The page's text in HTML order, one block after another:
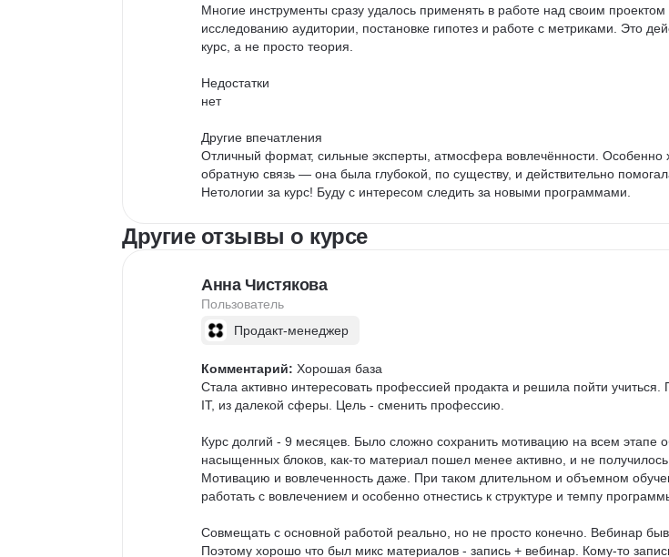
Многие инструменты сразу удалось применять в работе над своим
исследованию аудитории, постановке гипотез и работе с метриками. Это
курс, а не просто теория.
Недостатки
нет
Другие впечатления
Отличный формат, сильные эксперты, атмосфера вовлечённости. Особенно
обратную связь — она была глубокой, по существу, и действительно
Нетологии за курс! Буду с интересом следить за новыми программами.
Другие отзывы о курсе
Анна Чистякова
Пользователь
Продакт-менеджер
Комментарий: Хорошая база
Стала активно интересовать профессией продакта и решила пойти
IT, из далекой сферы. Цель - сменить профессию.
Курс долгий - 9 месяцев. Было сложно сохранить мотивацию на всем этапе
насыщенных блоков, как-то материал пошел менее активно, и не получилось
Мотивацию и вовлеченность даже. При таком длительном и объемном
работать с вовлечением и особенно отнестись к структуре и темпу
Совмещать с основной работой реально, но не просто конечно. Вебинар
Поэтому хорошо что был микс материалов - запись + вебинар. Кому-то